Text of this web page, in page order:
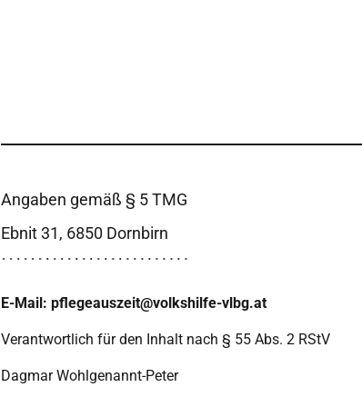
Angaben gemäß § 5 TMG
Ebnit 31, 6850 Dornbirn
E-Mail: pflegeauszeit@volkshilfe-vlbg.at
Verantwortlich für den Inhalt nach § 55 Abs. 2 RStV
Dagmar Wohlgenannt-Peter